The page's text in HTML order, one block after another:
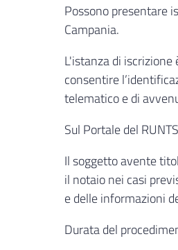
Possono presentare
Campania.
L'istanza di
consentire
telematico e di
Sul Portale del
Il soggetto avente
il notaio nei casi
e delle informazioni
Durata del